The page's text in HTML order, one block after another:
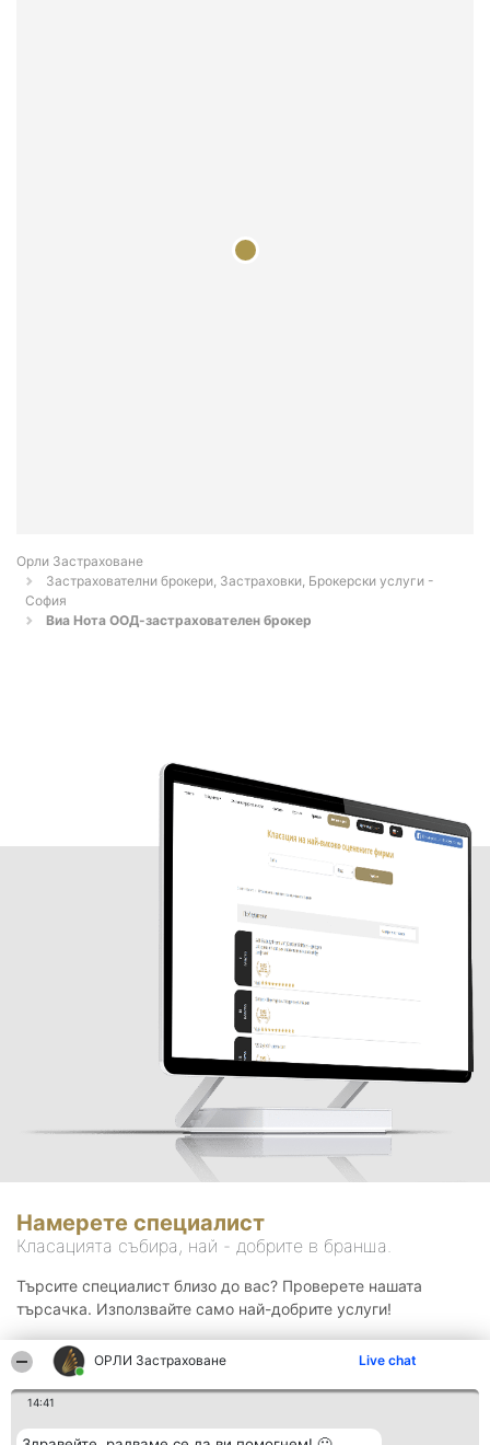
ОРЛИ Застраховане Live chat
14:41
Орли Застраховане
Застрахователни брокери, Застраховки, Брокерски услуги -
София
Виа Нота ООД-застрахователен брокер
Намерете специалист
Класацията събира, най - добрите в бранша.
Търсите специалист близо до вас? Проверете нашата
търсачка. Използвайте само най-добрите услуги!